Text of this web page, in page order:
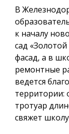
В
к началу
сад
фасад, а в
ремонтные
ведется
территории:
тротуар
свяжет